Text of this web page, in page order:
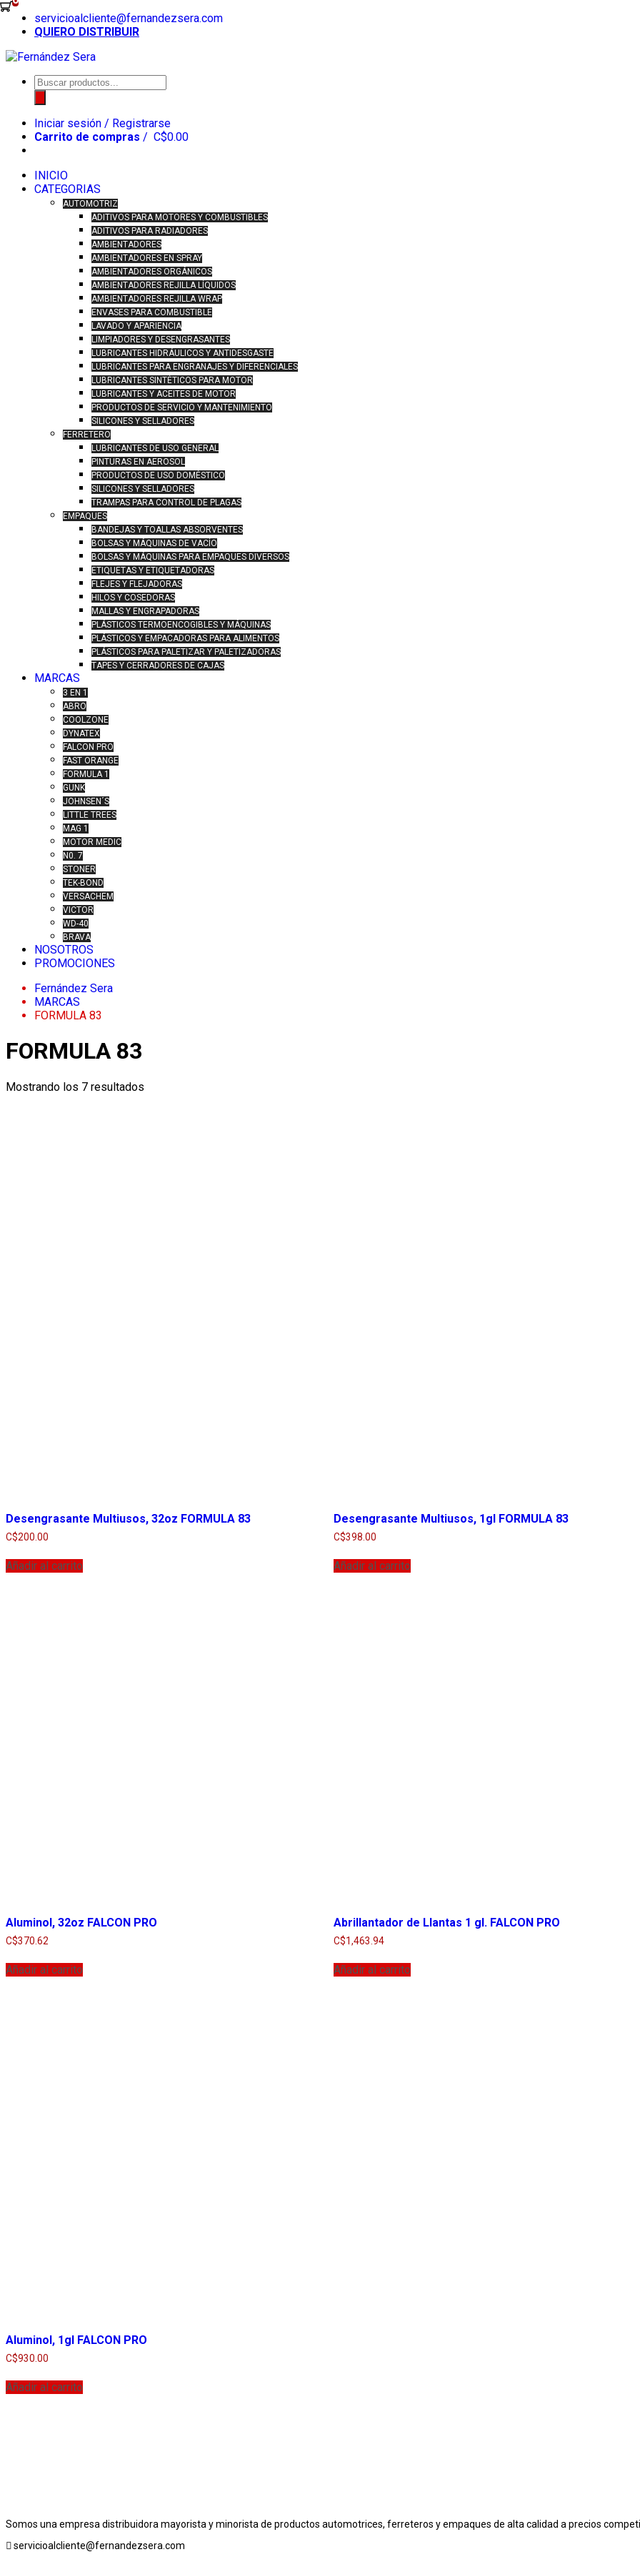
Skip
servicioalcliente@fernandezsera.com
QUIERO DISTRIBUIR
Búsqueda
de
productos
Iniciar sesión / Registrarse
Carrito de compras / C$0.00
INICIO
CATEGORIAS
AUTOMOTRIZ
ADITIVOS PARA MOTORES Y COMBUSTIBLES
ADITIVOS PARA RADIADORES
AMBIENTADORES
AMBIENTADORES EN SPRAY
AMBIENTADORES ORGÁNICOS
AMBIENTADORES REJILLA LÍQUIDOS
AMBIENTADORES REJILLA WRAP
ENVASES PARA COMBUSTIBLE
LAVADO Y APARIENCIA
LIMPIADORES Y DESENGRASANTES
LUBRICANTES HIDRÁULICOS Y ANTIDESGASTE
LUBRICANTES PARA ENGRANAJES Y DIFERENCIALES
LUBRICANTES SINTÉTICOS PARA MOTOR
LUBRICANTES Y ACEITES DE MOTOR
PRODUCTOS DE SERVICIO Y MANTENIMIENTO
SILICONES Y SELLADORES
FERRETERO
LUBRICANTES DE USO GENERAL
PINTURAS EN AEROSOL
PRODUCTOS DE USO DOMÉSTICO
SILICONES Y SELLADORES
TRAMPAS PARA CONTROL DE PLAGAS
EMPAQUES
BANDEJAS Y TOALLAS ABSORVENTES
BOLSAS Y MÁQUINAS DE VACÍO
BOLSAS Y MÁQUINAS PARA EMPAQUES DIVERSOS
ETIQUETAS Y ETIQUETADORAS
FLEJES Y FLEJADORAS
HILOS Y COSEDORAS
MALLAS Y ENGRAPADORAS
PLÁSTICOS TERMOENCOGIBLES Y MÁQUINAS
PLÁSTICOS Y EMPACADORAS PARA ALIMENTOS
PLÁSTICOS PARA PALETIZAR Y PALETIZADORAS
TAPES Y CERRADORES DE CAJAS
MARCAS
3 EN 1
ABRO
COOLZONE
DYNATEX
FALCON PRO
FAST ORANGE
FORMULA 1
GUNK
JOHNSEN´S
LITTLE TREES
MAG 1
MOTOR MEDIC
N0. 7
STONER
TEK-BOND
VERSACHEM
VICTOR
WD-40
BRAVA
NOSOTROS
PROMOCIONES
Fernández Sera
MARCAS
FORMULA 83
FORMULA 83
Mostrando los 7 resultados
Desengrasante Multiusos, 32oz FORMULA 83
C$200.00
Añadir al carrito
Desengrasante Multiusos, 1gl FORMULA 83
C$398.00
Añadir al carrito
Aluminol, 32oz FALCON PRO
C$370.62
Añadir al carrito
Abrillantador de Llantas 1 gl. FALCON PRO
C$1,463.94
Añadir al carrito
Aluminol, 1gl FALCON PRO
C$930.00
Añadir al carrito
Somos una empresa distribuidora mayorista y minorista de productos automotrices, ferreteros y empaques de alta calidad a precios
servicioalcliente@fernandezsera.com